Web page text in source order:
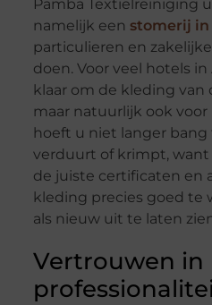
Pamba Textielreiniging
namelijk een stomerij
particulieren en
doen. Voor veel hotels
klaar om de kleding
maar natuurlijk ook
hoeft u niet langer
verduurt of krimpt, want
de juiste certificaten en
kleding precies goed te
als nieuw uit te laten
Vertrouwen in